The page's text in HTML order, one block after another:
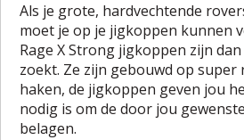
Als je grote, hardvechtende
moet je op je jigkoppen kunnen
Rage X Strong jigkoppen zijn
zoekt. Ze zijn gebouwd op super
haken, de jigkoppen geven jou
nodig is om de door jou
belagen.